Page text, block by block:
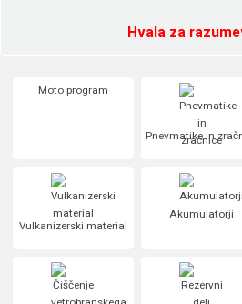
Hvala za
Moto program
Pnevmatike in
Vulkanizerski material
Akumulatorji